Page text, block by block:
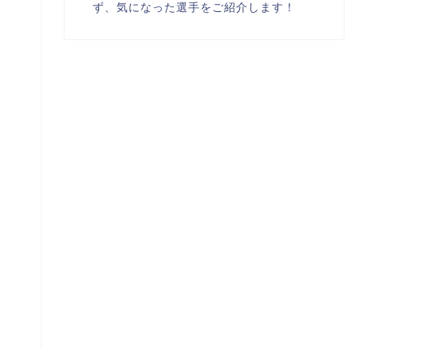
ず、気になった選手をご紹介します！